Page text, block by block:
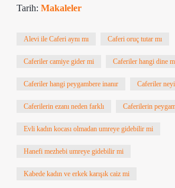
Tarih: Makaleler
Alevi ile Caferi aynı mı Caferi oruç tutar mı
Caferiler camiye gider mi Caferiler hangi dine
Caferiler hangi peygambere inanır Caferiler
Caferilerin ezanı neden farklı Caferilerin
Evli kadın kocası olmadan umreye gidebilir mi
Hanefi mezhebi umreye gidebilir mi
Kabede kadın ve erkek karışık caiz mi